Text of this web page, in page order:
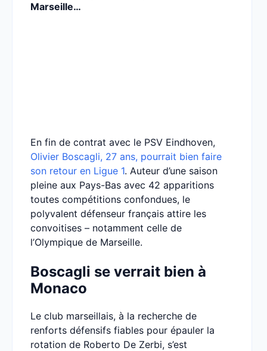
Marseille…
En fin de contrat avec le PSV Eindhoven,
Olivier Boscagli, 27 ans, pourrait bien faire
son retour en Ligue 1. Auteur d’une saison
pleine aux Pays-Bas avec 42 apparitions
toutes compétitions confondues, le
polyvalent défenseur français attire les
convoitises – notamment celle de
l’Olympique de Marseille.
Boscagli se verrait bien à
Monaco
Le club marseillais, à la recherche de
renforts défensifs fiables pour épauler la
rotation de Roberto De Zerbi, s’est